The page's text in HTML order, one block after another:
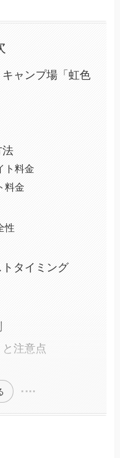
ャンプ場「虹色
ト料金
料金
性
タイミング
注意点